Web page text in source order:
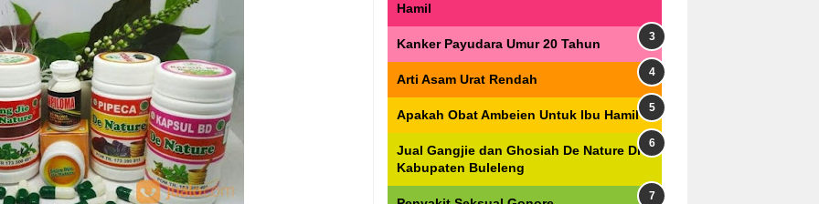
Hamil
Kanker Payudara Umur 20 Tahun
Arti Asam Urat Rendah
Apakah Obat Ambeien Untuk Ibu Hamil
Jual Gangjie dan Ghosiah De Nature Di
Kabupaten Buleleng